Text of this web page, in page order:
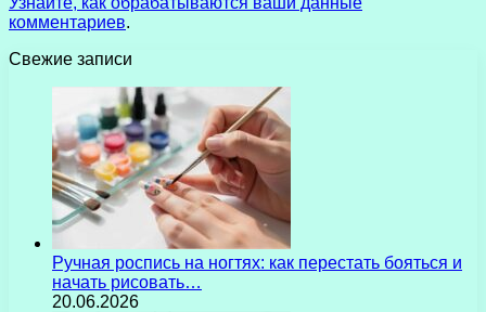
комментариев.
Свежие записи
Ручная роспись на ногтях: как перестать бояться и
начать рисовать…
20.06.2026